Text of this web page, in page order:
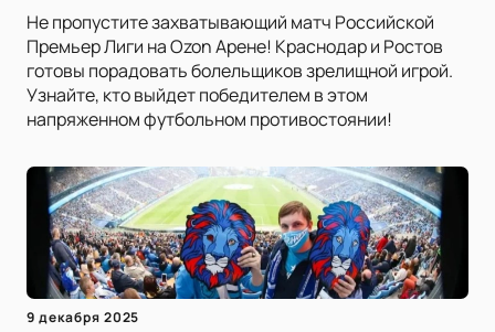
Не пропустите захватывающий матч Российской
Премьер Лиги на Ozon Арене! Краснодар и Ростов
готовы порадовать болельщиков зрелищной игрой.
Узнайте, кто выйдет победителем в этом
напряженном футбольном противостоянии!
9 декабря 2025